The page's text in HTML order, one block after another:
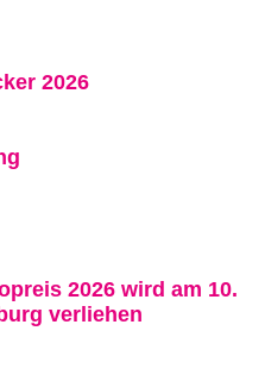
2026
2026 wird am 10.
verliehen